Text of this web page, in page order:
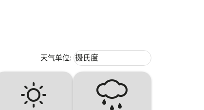
天气单位: Weather unit option 摄氏度
摄氏度
keyboard_arrow_down